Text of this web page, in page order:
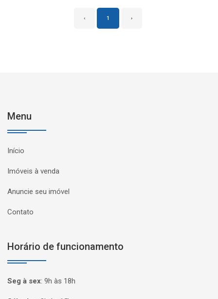
‹ 1 ›
Menu
Início
Imóveis à venda
Anuncie seu imóvel
Contato
Horário de funcionamento
Seg à sex: 9h às 18h